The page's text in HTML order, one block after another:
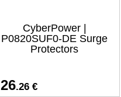
CyberPower |
P0820SUF0-DE Surge
Protectors
26.26 €